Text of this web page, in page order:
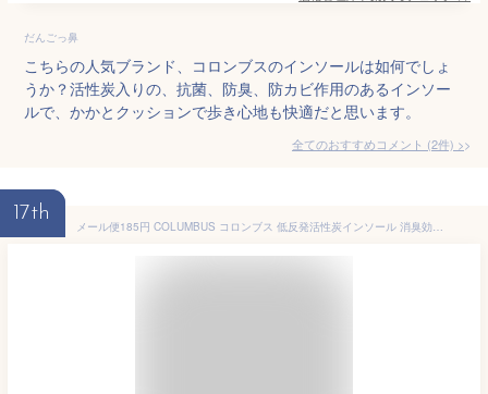
だんごっ鼻
こちらの人気ブランド、コロンブスのインソールは如何でしょ
うか？活性炭入りの、抗菌、防臭、防カビ作用のあるインソー
ルで、かかとクッションで歩き心地も快適だと思います。
全てのおすすめコメント (2件) >
17th
メール便185円 COLUMBUS コロンブス 低反発活性炭インソール 消臭効果 メンズ フリーサイズ 29.0〜32.0cm cb-kstinsole